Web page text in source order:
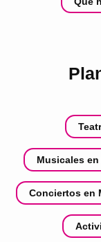
Musicales en
Conciertos en